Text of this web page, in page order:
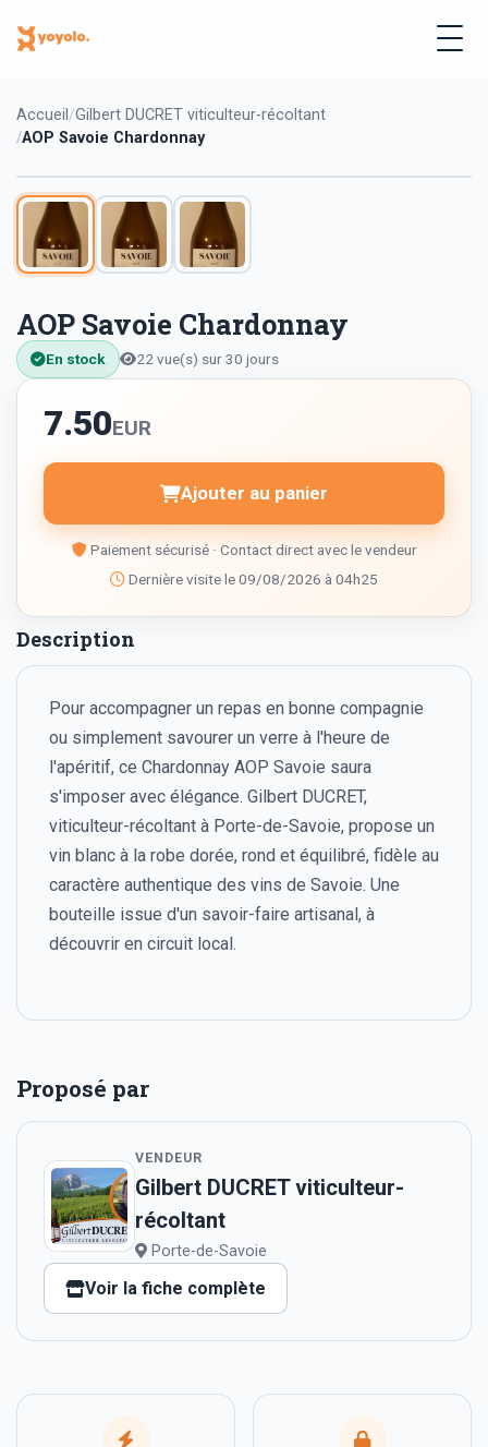
Accueil Gilbert DUCRET viticulteur-récoltant
AOP Savoie Chardonnay
AOP Savoie Chardonnay
En stock 22 vue(s) sur 30 jours
7.50EUR
Ajouter au panier
Paiement sécurisé · Contact direct avec le vendeur
Dernière visite le 09/08/2026 à 04h25
Description
Pour accompagner un repas en bonne compagnie
ou simplement savourer un verre à l'heure de
l'apéritif, ce Chardonnay AOP Savoie saura
s'imposer avec élégance. Gilbert DUCRET,
viticulteur-récoltant à Porte-de-Savoie, propose un
vin blanc à la robe dorée, rond et équilibré, fidèle au
caractère authentique des vins de Savoie. Une
bouteille issue d'un savoir-faire artisanal, à
découvrir en circuit local.
Proposé par
VENDEUR
Gilbert DUCRET viticulteur-
récoltant
Porte-de-Savoie
Voir la fiche complète